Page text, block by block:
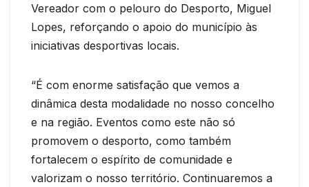
Vereador com o pelouro do Desporto, Miguel
Lopes, reforçando o apoio do município às
iniciativas desportivas locais.
“É com enorme satisfação que vemos a
dinâmica desta modalidade no nosso concelho
e na região. Eventos como este não só
promovem o desporto, como também
fortalecem o espírito de comunidade e
valorizam o nosso território. Continuaremos a